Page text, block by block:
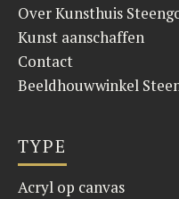
Over Kunsthuis
Kunst aanschaffen
Contact
Beeldhouwwinkel
TYPE
Acryl op canvas